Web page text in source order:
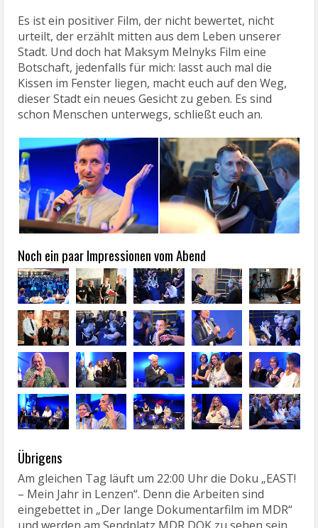
Es ist ein positiver Film, der nicht bewertet, nicht
urteilt, der erzählt mitten aus dem Leben unserer
Stadt. Und doch hat Maksym Melnyks Film eine
Botschaft, jedenfalls für mich: lasst auch mal die
Kissen im Fenster liegen, macht euch auf den Weg,
dieser Stadt ein neues Gesicht zu geben. Es sind
schon Menschen unterwegs, schließt euch an.
Noch ein paar Impressionen vom Abend
Übrigens
Am gleichen Tag läuft um 22:00 Uhr die Doku „EAST!
– Mein Jahr in Lenzen“. Denn die Arbeiten sind
eingebettet in „Der lange Dokumentarfilm im MDR“